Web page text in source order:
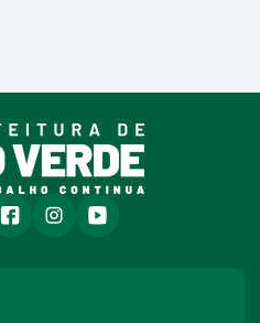
facebookinstagramyoutube